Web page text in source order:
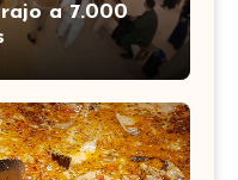
a 7.000